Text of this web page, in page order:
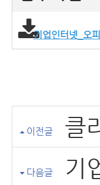
기업인터넷_오
이전글 클
다음글 기